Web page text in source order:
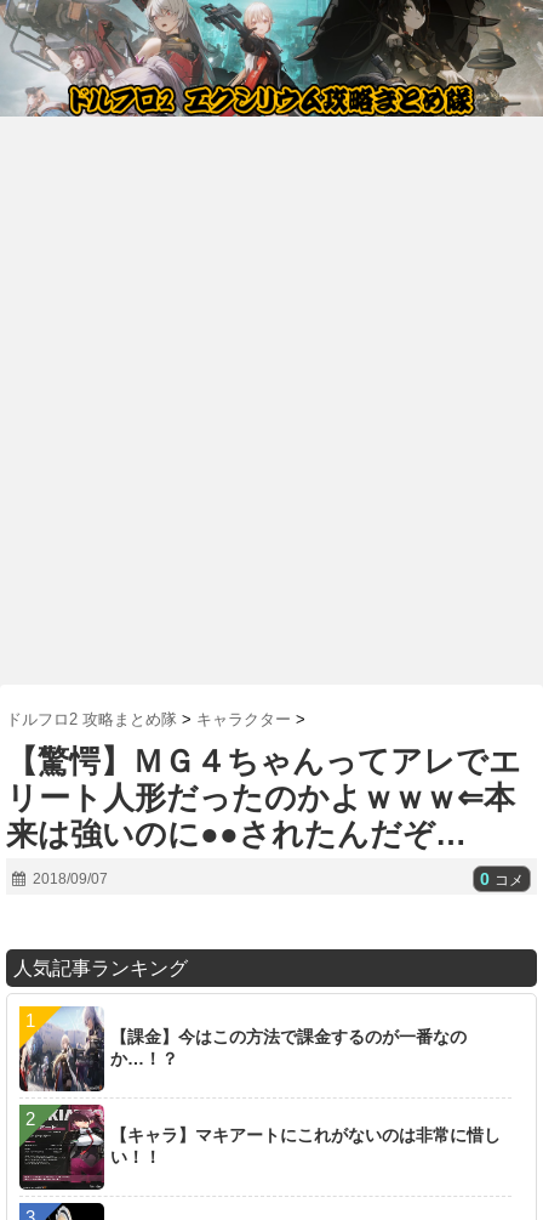
ドルフロ2 攻略まとめ隊 > キャラクター >
【驚愕】ＭＧ４ちゃんってアレでエ
リート人形だったのかよｗｗｗ⇐本
来は強いのに●●されたんだぞ…
2018/09/07 0 コメ
人気記事ランキング
【課金】今はこの方法で課金するのが一番なの
か…！？
【キャラ】マキアートにこれがないのは非常に惜し
い！！